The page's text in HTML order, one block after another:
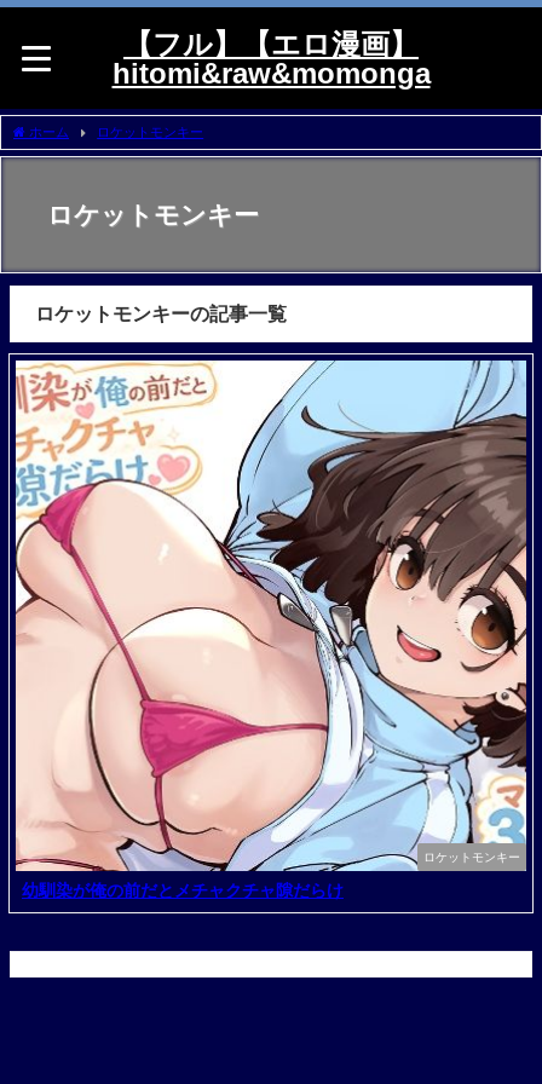
【フル】【エロ漫画】
hitomi&raw&momonga
ホーム ロケットモンキー
ロケットモンキー
ロケットモンキーの記事一覧
ロケットモンキー
幼馴染が俺の前だとメチャクチャ隙だらけ